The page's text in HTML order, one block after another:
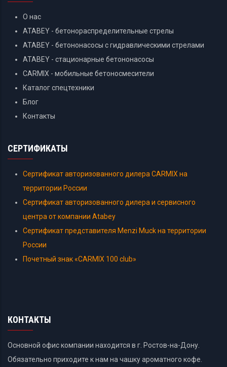
О нас
ATABEY - бетонораспределительные стрелы
ATABEY - бетононасосы с гидравлическими стрелами
ATABEY - стационарные бетононасосы
CARMIX - мобильные бетоносмесители
Каталог спецтехники
Блог
Контакты
СЕРТИФИКАТЫ
Сертификат авторизованного дилера CARMIX на
территории России
Сертификат авторизованного дилера и сервисного
центра от компании Atabey
Сертификат представителя Menzi Muck на территории
России
Почетный знак «CARMIX 100 club»
КОНТАКТЫ
Основной офис компании находится в г. Ростов-на-Дону.
Обязательно приходите к нам на чашку ароматного кофе.